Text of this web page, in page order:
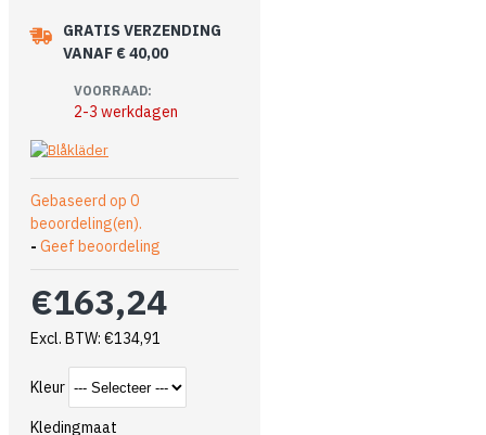
GRATIS VERZENDING
VANAF € 40,00
VOORRAAD:
2-3 werkdagen
Gebaseerd op 0
beoordeling(en).
- Geef beoordeling
€163,24
Excl. BTW: €134,91
Kleur
Kledingmaat